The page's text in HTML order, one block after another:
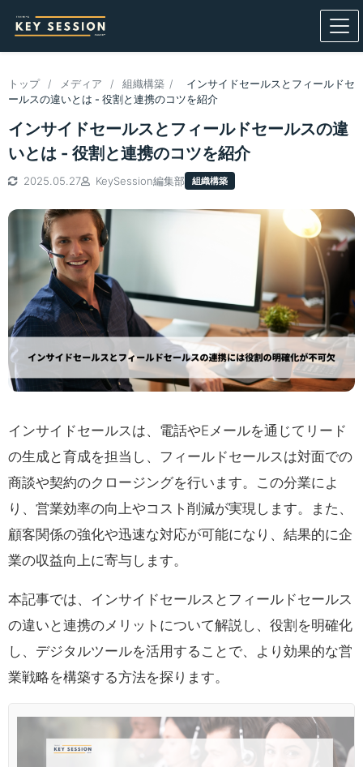
トップ / メディア / 組織構築 /
インサイドセールスとフィールドセ
ールスの違いとは - 役割と連携のコツを紹介
インサイドセールスとフィールドセールスの違
いとは - 役割と連携のコツを紹介
2025.05.27 KeySession編集部 組織構築
インサイドセールスは、電話やEメールを通じてリード
の生成と育成を担当し、フィールドセールスは対面での
商談や契約のクロージングを行います。この分業によ
り、営業効率の向上やコスト削減が実現します。また、
顧客関係の強化や迅速な対応が可能になり、結果的に企
業の収益向上に寄与します。
本記事では、インサイドセールスとフィールドセールス
の違いと連携のメリットについて解説し、役割を明確化
し、デジタルツールを活用することで、より効果的な営
業戦略を構築する方法を探ります。